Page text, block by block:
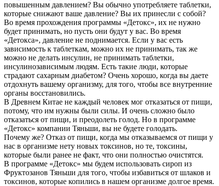
повышенным давлением? Вы обычно употребляете таблетки,
которые снижают ваше давление? Вы их принесли с собой?
Во время прохождения программы «Детокс», их не нужно
будет принимать, но пусть они будут у вас. Во время
«Детокса», давление не поднимается. Если у вас есть
зависимость к таблеткам, можно их не принимать, так же
можно не делать инсулин, не принимать таблетки,
инсулинозависимым людям. Есть такие люди, которые
страдают сахарным диабетом? Очень хорошо, когда вы даете
отдохнуть вашему организму, для того, чтобы все внутренние
органы восстановились.
В Древнем Китае не каждый человек мог отказаться от пищи,
потому, что им нужны были силы. И очень сложно было
отказаться от пищи, и преодолеть голод. Но в программе
«Детокс» компании Тяньши, вы не будете голодать.
Почему же? Отказ от пищи, когда мы отказываемся от пищи у
нас в организме нету новых токсинов, но те, токсины,
которые были ранее не факт, что они полностью очистятся.
В программе «Детокс» мы будем использовать сироп из
Фруктозанов Тяньши для того, чтобы избавиться от шлаков и
токсинов, которые копились в нашем организме долгое время.